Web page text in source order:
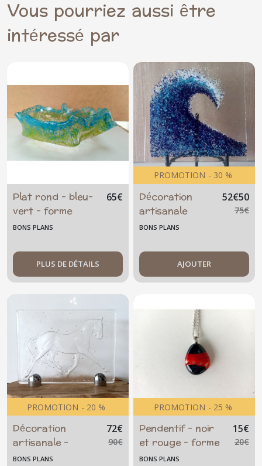
Vous pourriez aussi être
intéressé par
Plat rond - bleu-
vert - forme
original -
- centre de table
- vague
65€
BONS PLANS
PLUS DE DÉTAILS
PROMOTION - 30 %
Décoration
artisanale
unique - Verre -
français
52€50
75€
BONS PLANS
AJOUTER
PROMOTION - 20 %
Décoration
artisanale -
cheval
72€
90€
BONS PLANS
PROMOTION - 25 %
Pendentif - noir
et rouge - forme
oblongue
15€
20€
BONS PLANS